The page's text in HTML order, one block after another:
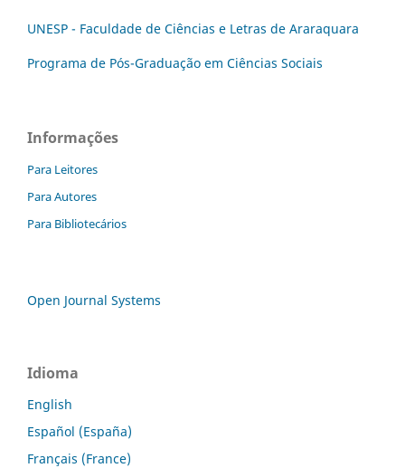
UNESP - Faculdade de Ciências e Letras de Araraquara
Programa de Pós-Graduação em Ciências Sociais
Informações
Para Leitores
Para Autores
Para Bibliotecários
Open Journal Systems
Idioma
English
Español (España)
Français (France)